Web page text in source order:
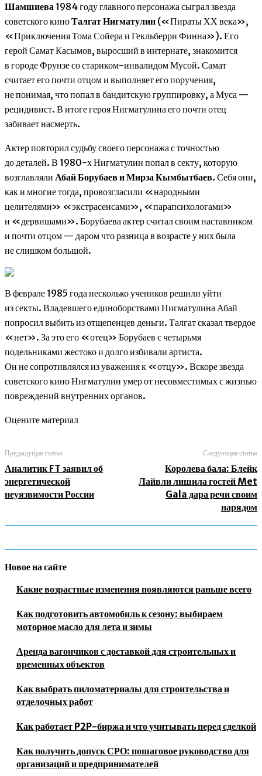
Шамшиева 1984 году главного персонажа сыграл звезда
советского киноТалгат Нигматулин («Пираты ХХ века»,
«Приключения Тома Сойера и Гекльберри Финна»). Его
герой Самат Касымов, выросший в интернате, знакомится
в городе Фрунзе со стариком-инвалидом Мусой. Самат
считает его почти отцом и выполняет его поручения,
не понимая, что попал в бандитскую группировку, а Муса —
рецидивист. В итоге героя Нигматулина его почти отец
забивает насмерть.
Актер повторил судьбу своего персонажа с точностью
до деталей. В 1980-х Нигматулин попал в секту, которую
возглавляли Абай Борубаев и Мирза Кымбытбаев. Себя они,
как и многие тогда, провозгласили «народными
целителями» «экстрасенсами», «парапсихологами»
и «дервишами». Борубаева актер считал своим наставником
и почти отцом — даром что разница в возрасте у них была
не слишком большой.
В феврале 1985 года несколько учеников решили уйти
из секты. Владевшего единоборствами Нигматулина Абай
попросил выбить из отщепенцев деньги. Талгат сказал твердое
«нет». За это его «отец» Борубаев с четырьмя
подельниками жестоко и долго избивали артиста.
Он не сопротивлялся из уважения к «отцу». Вскоре звезда
советского кино Нигматулин умер от несовместимых с жизнью
повреждений внутренних органов.
Оцените материал
Предыдущая статья
Аналитик FT заявил об
энергетической
неуязвимости России
Следующая статья
Королева бала: Блейк
Лайвли лишила гостей Met
Gala дара речи своим
нарядом
Новое на сайте
Какие возрастные изменения появляются раньше всего
Как подготовить автомобиль к сезону: выбираем
моторное масло для лета и зимы
Аренда вагончиков с доставкой для строительных и
временных объектов
Как выбрать пиломатериалы для строительства и
отделочных работ
Как работает P2P-биржа и что учитывать перед сделкой
Как получить допуск СРО: пошаговое руководство для
организаций и предпринимателей